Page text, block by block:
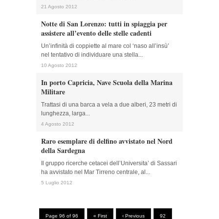
21 Agosto 2012
Notte di San Lorenzo: tutti in spiaggia per
assistere all’evento delle stelle cadenti
Un’infinità di coppiette al mare col ‘naso all’insù’
nel tentativo di individuare una stella...
10 Agosto 2012
In porto Capricia, Nave Scuola della Marina
Militare
Trattasi di una barca a vela a due alberi, 23 metri di
lunghezza, larga...
4 Agosto 2012
Raro esemplare di delfino avvistato nel Nord
della Sardegna
Il gruppo ricerche cetacei dell’Universita’ di Sassari
ha avvistato nel Mar Tirreno centrale, al...
5 Luglio 2012
Page 96 of 96 « First ‹ Previous 92